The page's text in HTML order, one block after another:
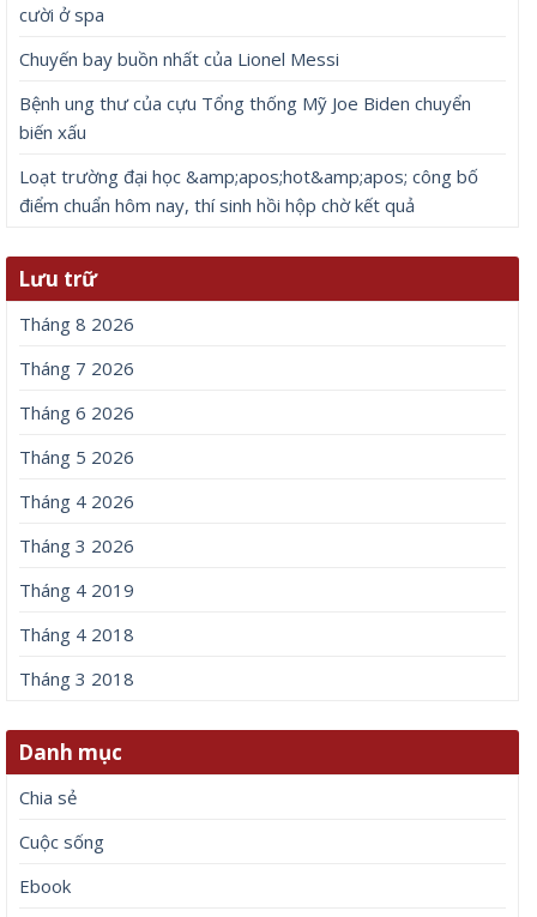
cười ở spa
Chuyến bay buồn nhất của Lionel Messi
Bệnh ung thư của cựu Tổng thống Mỹ Joe Biden chuyển
biến xấu
Loạt trường đại học &amp;apos;hot&amp;apos; công bố
điểm chuẩn hôm nay, thí sinh hồi hộp chờ kết quả
Lưu trữ
Tháng 8 2026
Tháng 7 2026
Tháng 6 2026
Tháng 5 2026
Tháng 4 2026
Tháng 3 2026
Tháng 4 2019
Tháng 4 2018
Tháng 3 2018
Danh mục
Chia sẻ
Cuộc sống
Ebook